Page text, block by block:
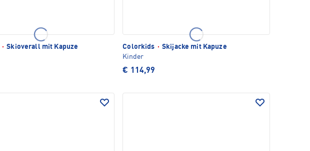
· Skioverall mit Kapuze
Colorkids · Skijacke mit Kapuze
Kinder
€ 114,99